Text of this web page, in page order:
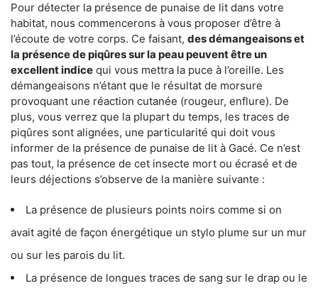
Pour détecter la présence de punaise de lit dans votre
habitat, nous commencerons à vous proposer d’être à
l’écoute de votre corps. Ce faisant, des démangeaisons et
la présence de piqûres sur la peau peuvent être un
excellent indice qui vous mettra la puce à l’oreille. Les
démangeaisons n’étant que le résultat de morsure
provoquant une réaction cutanée (rougeur, enflure). De
plus, vous verrez que la plupart du temps, les traces de
piqûres sont alignées, une particularité qui doit vous
informer de la présence de punaise de lit à Gacé. Ce n’est
pas tout, la présence de cet insecte mort ou écrasé et de
leurs déjections s’observe de la manière suivante :
La présence de plusieurs points noirs comme si on
avait agité de façon énergétique un stylo plume sur un mur
ou sur les parois du lit.
La présence de longues traces de sang sur le drap ou le